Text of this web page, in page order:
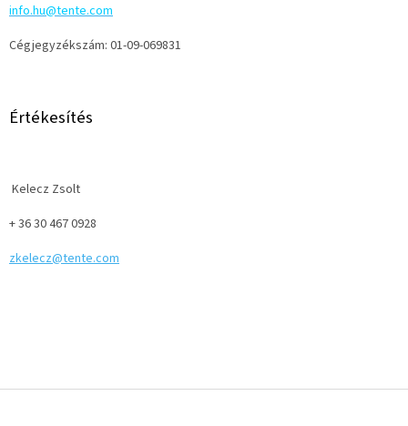
info.hu@tente.com
Cégjegyzékszám: 01-09-069831
Értékesítés
Kelecz Zsolt
+ 36 30 467 0928
zkelecz@tente.com